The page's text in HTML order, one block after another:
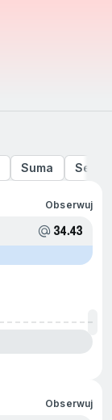
Suma Sety
Obserwuj
34.43
Obserwuj